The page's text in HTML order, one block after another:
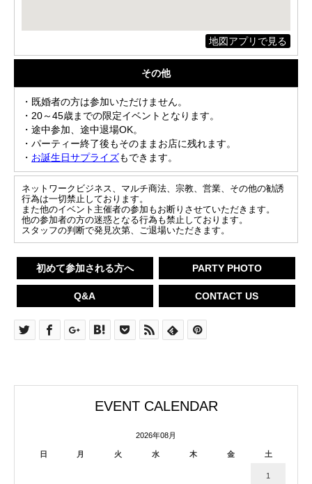
地図アプリで見る
その他
・既婚者の方は参加いただけません。
・20～45歳までの限定イベントとなります。
・途中参加、途中退場OK。
・パーティー終了後もそのままお店に残れます。
・ お誕生日サプライズもできます。
ネットワークビジネス、マルチ商法、宗教、営業、その他の勧誘
行為は一切禁止しております。
また他のイベント主催者の参加もお断りさせていただきます。
他の参加者の方の迷惑となる行為も禁止しております。
スタッフの判断で発見次第、ご退場いただきます。
初めて参加される方へ PARTY PHOTO
Q&A CONTACT US
EVENT CALENDAR
2026年08月
日 月 火 水 木 金 土
1